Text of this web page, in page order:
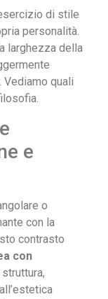
di stile
personalità.
larghezza della
Vediamo quali
e
o
con la
contrasto
con